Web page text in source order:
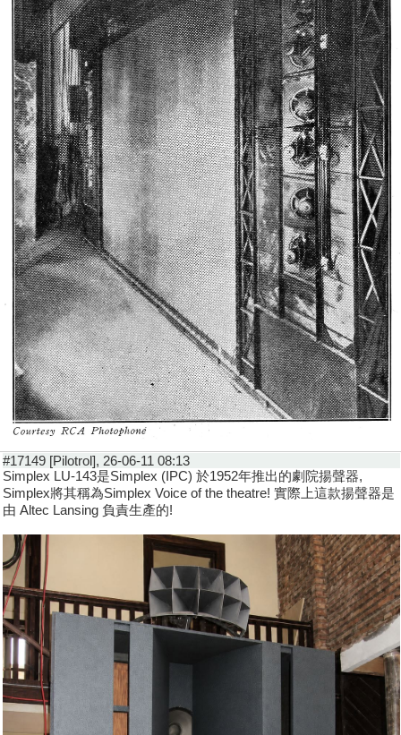
#17149 [Pilotrol], 26-06-11 08:13
Simplex LU-143是Simplex (IPC) 於1952年推出的劇院揚聲器,
Simplex將其稱為Simplex Voice of the theatre! 實際上這款揚聲器是
由 Altec Lansing 負責生產的!